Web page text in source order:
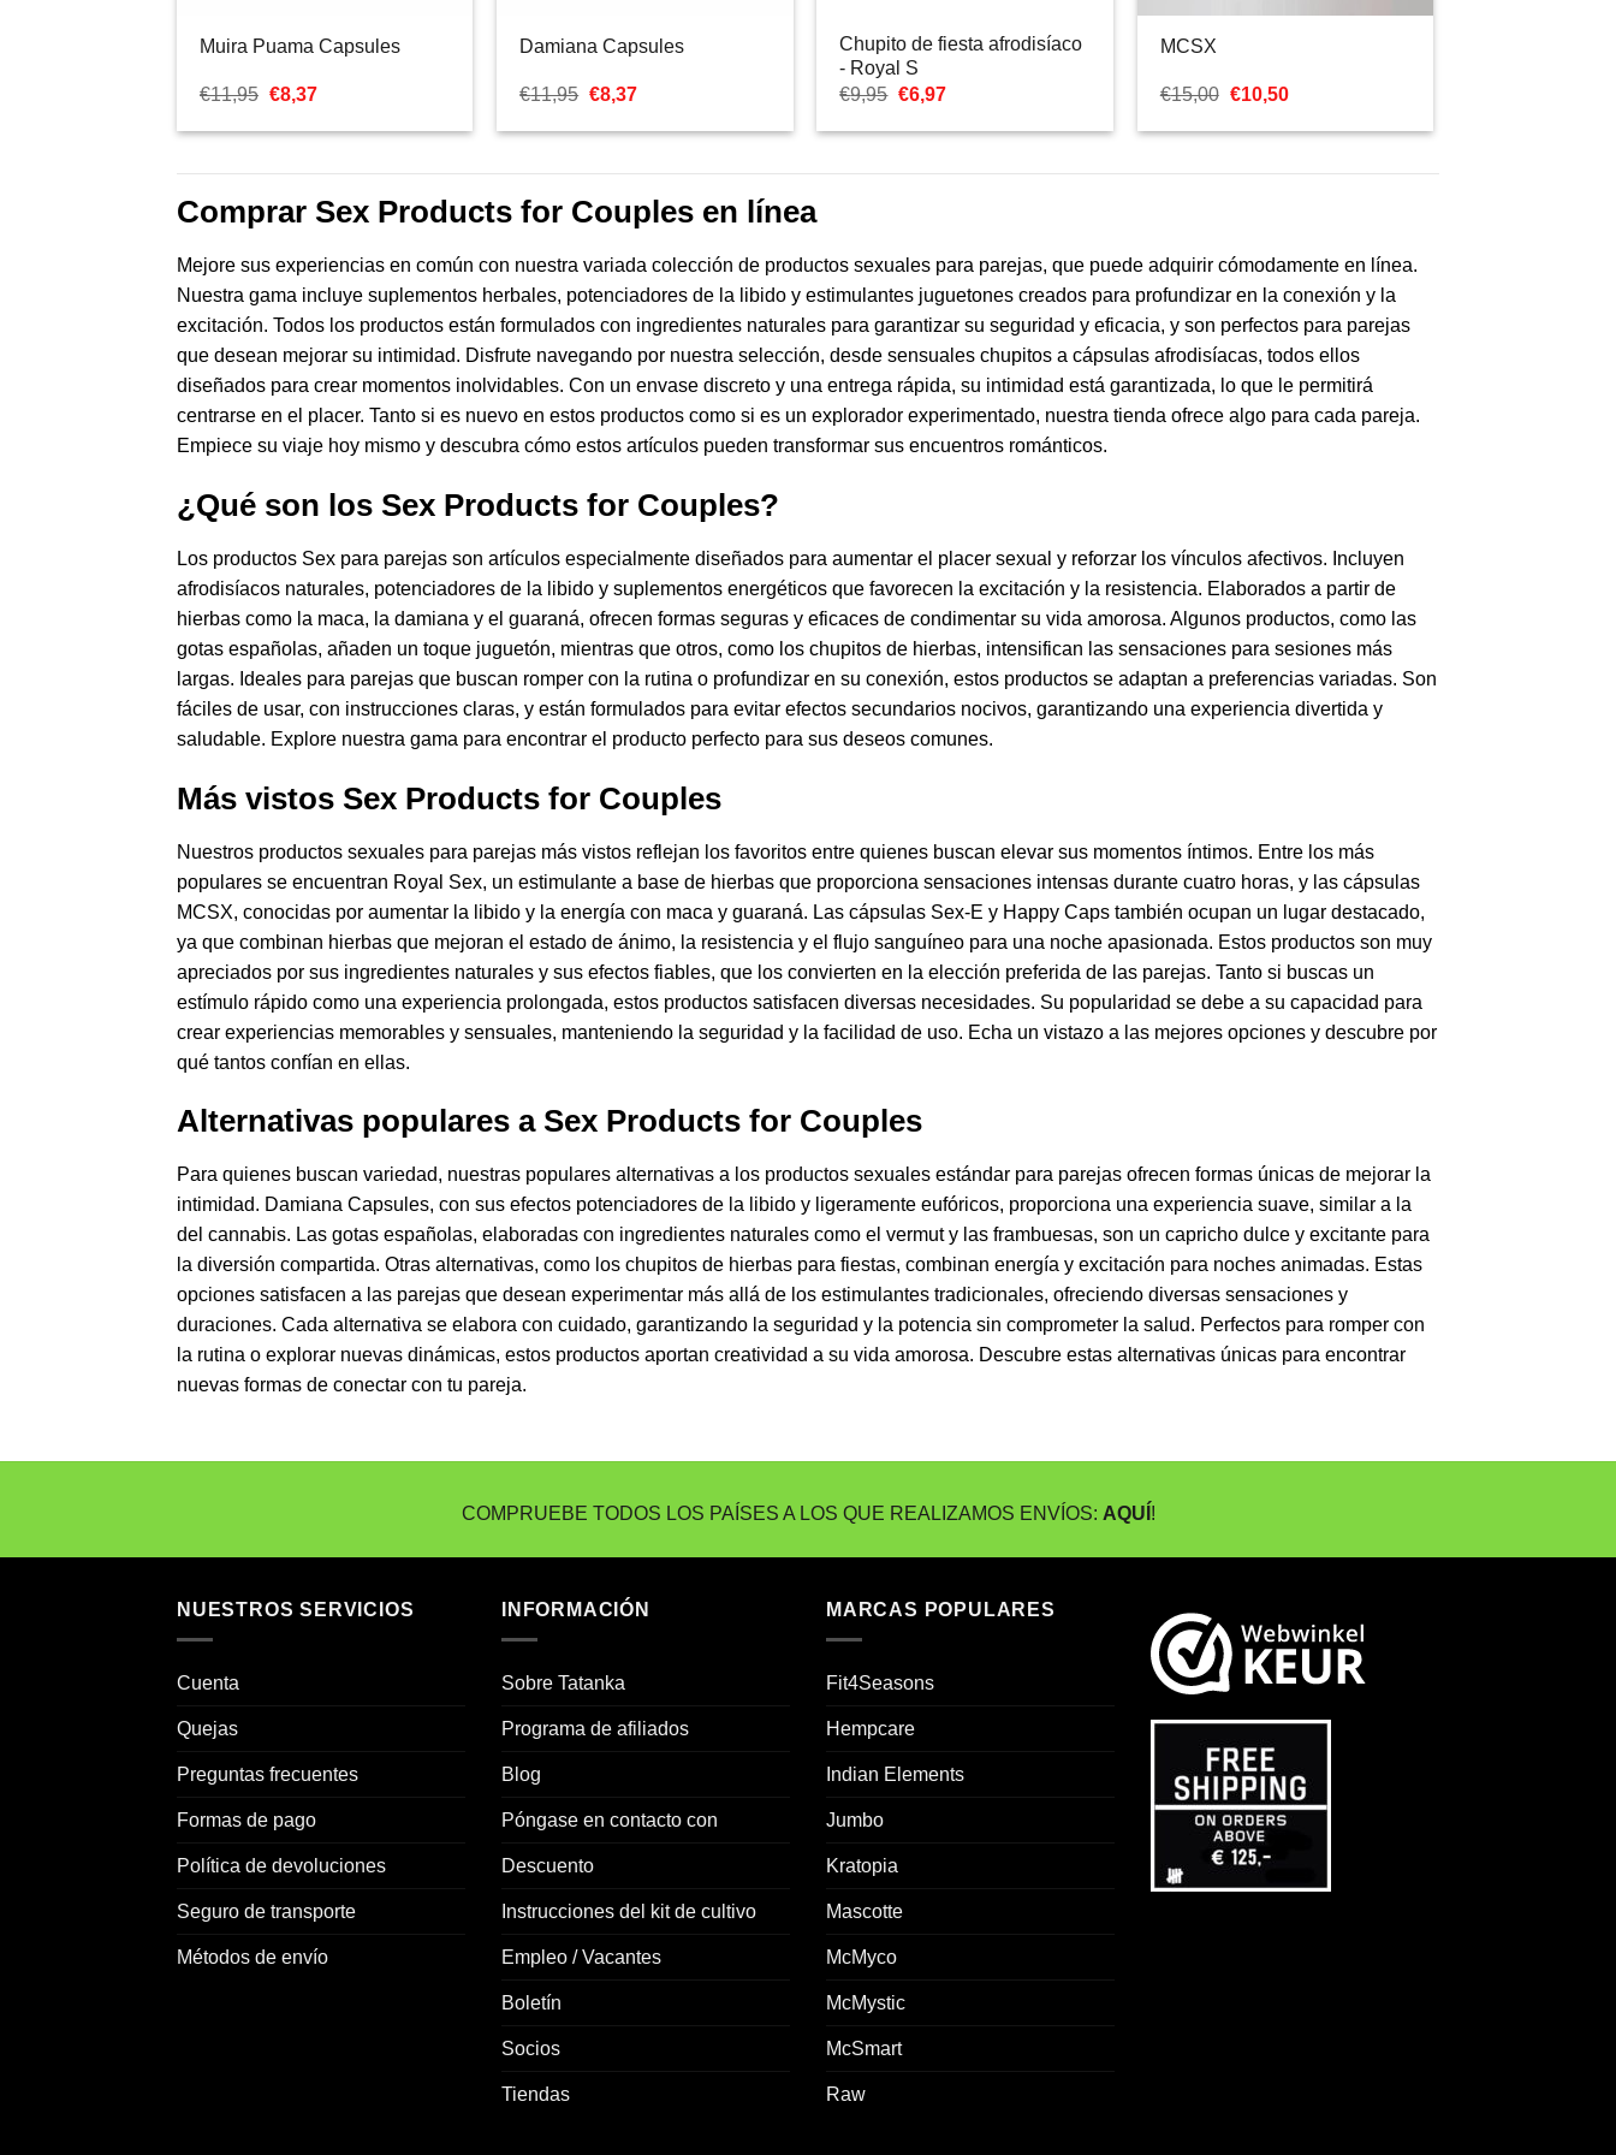
Muira Puama Capsules
€11,95 El
original
€11,95.
€8,37El
actual
€8,37.
Damiana Capsules
€11,95 El
original
€11,95.
€8,37El
actual
€8,37.
Chupito de fiesta afrodisíaco
- Royal S
€9,95 El
original
€9,95.
€6,97El
actual
€6,97.
MCSX
€15,00 El
original
€15,00.
€10,50El
actual
€10,50.
Comprar Sex Products for Couples en línea
Mejore sus experiencias en común con nuestra variada colección de productos sexuales para parejas, que puede adquirir cómodamente en línea.
Nuestra gama incluye suplementos herbales, potenciadores de la libido y estimulantes juguetones creados para profundizar en la conexión y la
excitación. Todos los productos están formulados con ingredientes naturales para garantizar su seguridad y eficacia, y son perfectos para parejas
que desean mejorar su intimidad. Disfrute navegando por nuestra selección, desde sensuales chupitos a cápsulas afrodisíacas, todos ellos
diseñados para crear momentos inolvidables. Con un envase discreto y una entrega rápida, su intimidad está garantizada, lo que le permitirá
centrarse en el placer. Tanto si es nuevo en estos productos como si es un explorador experimentado, nuestra tienda ofrece algo para cada pareja.
Empiece su viaje hoy mismo y descubra cómo estos artículos pueden transformar sus encuentros románticos.
¿Qué son los Sex Products for Couples?
Los productos Sex para parejas son artículos especialmente diseñados para aumentar el placer sexual y reforzar los vínculos afectivos. Incluyen
afrodisíacos naturales, potenciadores de la libido y suplementos energéticos que favorecen la excitación y la resistencia. Elaborados a partir de
hierbas como la maca, la damiana y el guaraná, ofrecen formas seguras y eficaces de condimentar su vida amorosa. Algunos productos, como las
gotas españolas, añaden un toque juguetón, mientras que otros, como los chupitos de hierbas, intensifican las sensaciones para sesiones más
largas. Ideales para parejas que buscan romper con la rutina o profundizar en su conexión, estos productos se adaptan a preferencias variadas. Son
fáciles de usar, con instrucciones claras, y están formulados para evitar efectos secundarios nocivos, garantizando una experiencia divertida y
saludable. Explore nuestra gama para encontrar el producto perfecto para sus deseos comunes.
Más vistos Sex Products for Couples
Nuestros productos sexuales para parejas más vistos reflejan los favoritos entre quienes buscan elevar sus momentos íntimos. Entre los más
populares se encuentran Royal Sex, un estimulante a base de hierbas que proporciona sensaciones intensas durante cuatro horas, y las cápsulas
MCSX, conocidas por aumentar la libido y la energía con maca y guaraná. Las cápsulas Sex-E y Happy Caps también ocupan un lugar destacado,
ya que combinan hierbas que mejoran el estado de ánimo, la resistencia y el flujo sanguíneo para una noche apasionada. Estos productos son muy
apreciados por sus ingredientes naturales y sus efectos fiables, que los convierten en la elección preferida de las parejas. Tanto si buscas un
estímulo rápido como una experiencia prolongada, estos productos satisfacen diversas necesidades. Su popularidad se debe a su capacidad para
crear experiencias memorables y sensuales, manteniendo la seguridad y la facilidad de uso. Echa un vistazo a las mejores opciones y descubre por
qué tantos confían en ellas.
Alternativas populares a Sex Products for Couples
Para quienes buscan variedad, nuestras populares alternativas a los productos sexuales estándar para parejas ofrecen formas únicas de mejorar la
intimidad. Damiana Capsules, con sus efectos potenciadores de la libido y ligeramente eufóricos, proporciona una experiencia suave, similar a la
del cannabis. Las gotas españolas, elaboradas con ingredientes naturales como el vermut y las frambuesas, son un capricho dulce y excitante para
la diversión compartida. Otras alternativas, como los chupitos de hierbas para fiestas, combinan energía y excitación para noches animadas. Estas
opciones satisfacen a las parejas que desean experimentar más allá de los estimulantes tradicionales, ofreciendo diversas sensaciones y
duraciones. Cada alternativa se elabora con cuidado, garantizando la seguridad y la potencia sin comprometer la salud. Perfectos para romper con
la rutina o explorar nuevas dinámicas, estos productos aportan creatividad a su vida amorosa. Descubre estas alternativas únicas para encontrar
nuevas formas de conectar con tu pareja.
COMPRUEBE TODOS LOS PAÍSES A LOS QUE REALIZAMOS ENVÍOS: AQUÍ !
NUESTROS SERVICIOS
Cuenta
Quejas
Preguntas frecuentes
Formas de pago
Política de devoluciones
Seguro de transporte
Métodos de envío
INFORMACIÓN
Sobre Tatanka
Programa de afiliados
Blog
Póngase en contacto con
Descuento
Instrucciones del kit de cultivo
Empleo / Vacantes
Boletín
Socios
Tiendas
MARCAS POPULARES
Fit4Seasons
Hempcare
Indian Elements
Jumbo
Kratopia
Mascotte
McMyco
McMystic
McSmart
Raw